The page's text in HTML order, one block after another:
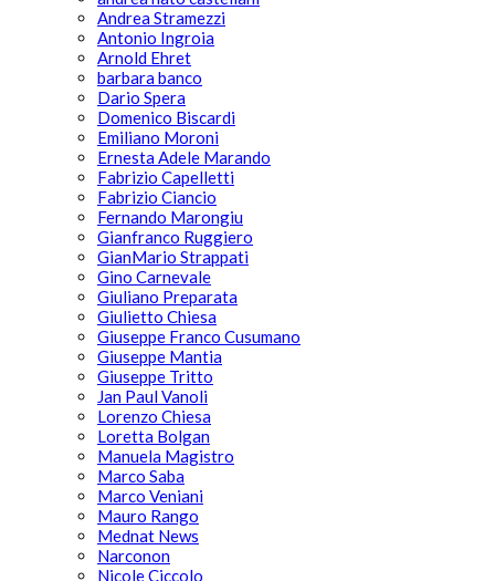
Andrea Stramezzi
Antonio Ingroia
Arnold Ehret
barbara banco
Dario Spera
Domenico Biscardi
Emiliano Moroni
Ernesta Adele Marando
Fabrizio Capelletti
Fabrizio Ciancio
Fernando Marongiu
Gianfranco Ruggiero
GianMario Strappati
Gino Carnevale
Giuliano Preparata
Giulietto Chiesa
Giuseppe Franco Cusumano
Giuseppe Mantia
Giuseppe Tritto
Jan Paul Vanoli
Lorenzo Chiesa
Loretta Bolgan
Manuela Magistro
Marco Saba
Marco Veniani
Mauro Rango
Mednat News
Narconon
Nicole Ciccolo